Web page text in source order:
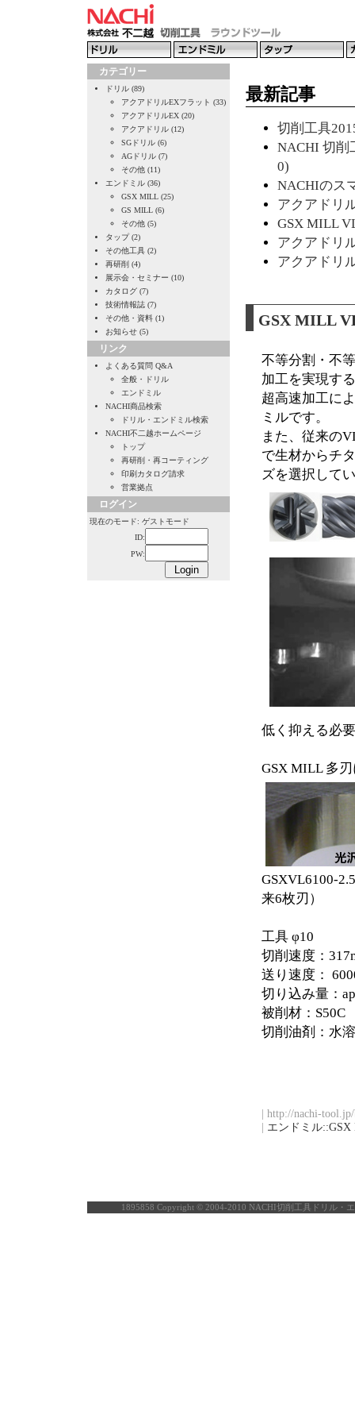
カテゴリー
ドリル (89)
アクアドリルEXフラット (33)
アクアドリルEX (20)
アクアドリル (12)
SGドリル (6)
AGドリル (7)
その他 (11)
エンドミル (36)
GSX MILL (25)
GS MILL (6)
その他 (5)
タップ (2)
その他工具 (2)
再研削 (4)
展示会・セミナー (10)
カタログ (7)
技術情報誌 (7)
その他・資料 (1)
お知らせ (5)
リンク
よくある質問 Q&A
全般・ドリル
エンドミル
NACHI商品検索
ドリル・エンドミル検索
NACHI不二越ホームページ
トップ
再研削・再コーティング
印刷カタログ請求
営業拠点
ログイン
現在のモード: ゲストモード
ID:
PW:
最新記事
切削工具
NACHI 切削
0)
NACHIのス
アクアドリ
GSX MILL
アクアドリ
アクアドリ
GSX MILL
不等分割・不
加工を実現す
超高速加工に
ミルです。
また、従来の
で生材からチ
ズを選択して
低く抑える必
GSX MILL 多
来6枚刃）
工具 φ10
切削速度：
送り速度：
切り込み量：
被削材：S50C
切削油剤：水
| http://nachi-
エンドミル
1895858 Copyright © 2004-2010 NACHI切削工具ドリル・